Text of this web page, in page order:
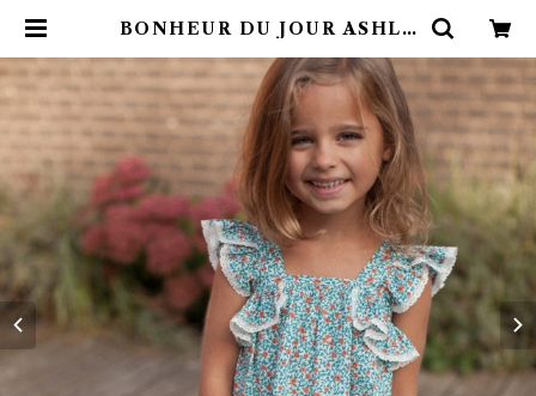
BONHEUR DU JOUR ASHLE